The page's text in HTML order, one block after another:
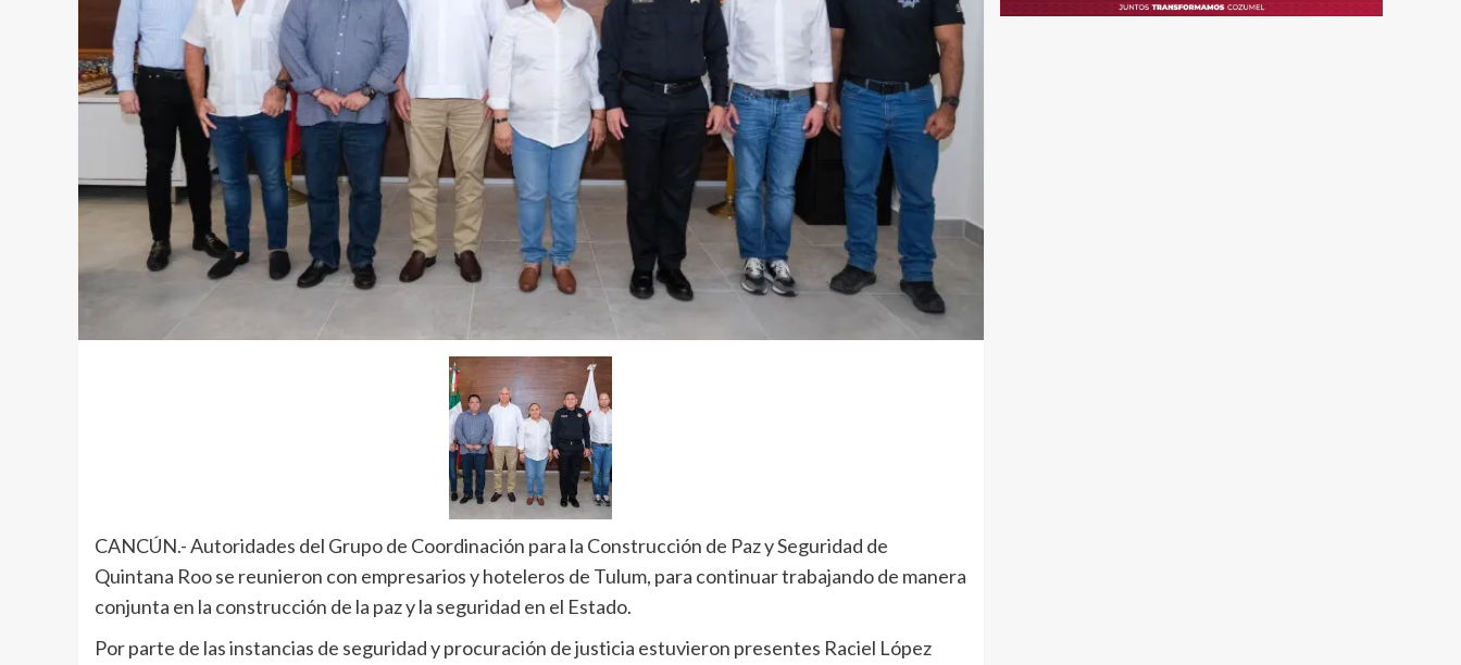
CANCÚN.- Autoridades del Grupo de Coordinación para la Construcción de Paz y Seguridad de
Quintana Roo se reunieron con empresarios y hoteleros de Tulum, para continuar trabajando de manera
conjunta en la construcción de la paz y la seguridad en el Estado.
Por parte de las instancias de seguridad y procuración de justicia estuvieron presentes Raciel López